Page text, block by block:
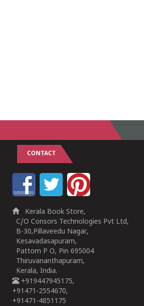
CONTACT
Kerala Book Store,
C/O Consors Technologies Pvt Ltd,
B-30,Pillaveedu Nagar,
Kesavadasapuram,
Pattom P O, Pin 695004
Thiruvananthapuram,
Kerala, India.
+919447945175,
+91471-2554670,
+91471-4851175